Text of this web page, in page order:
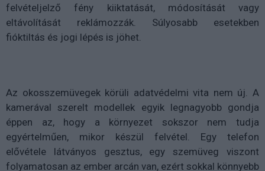
felvételjelző fény kiiktatását, módosítását vagy
eltávolítását reklámozzák. Súlyosabb esetekben
fióktiltás és jogi lépés is jöhet.
Az okosszemüvegek körüli adatvédelmi vita nem új. A
kamerával szerelt modellek egyik legnagyobb gondja
éppen az, hogy a környezet sokszor nem tudja
egyértelműen, mikor készül felvétel. Egy telefon
elővétele látványos gesztus, egy szemüveg viszont
folyamatosan az ember arcán van, ezért sokkal könnyebb